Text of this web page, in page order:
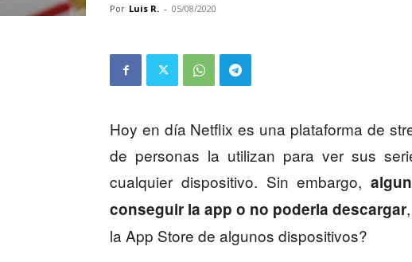
Por Luis R. - 05/08/2020
Hoy en día Netflix es una plataforma de
de personas la utilizan para ver sus
cualquier dispositivo. Sin embargo,
conseguir la app o no poderla descargar
la App Store de algunos dispositivos?